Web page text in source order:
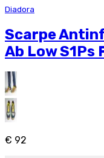
Diadora
Scarpe
Ab Low S1Ps
€ 92